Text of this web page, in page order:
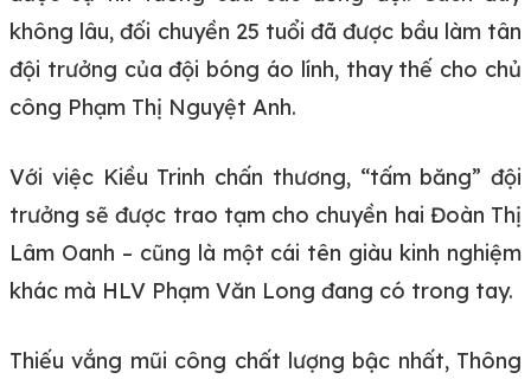
không lâu, đối chuyền 25 tuổi đã được bầu làm tân
đội trưởng của đội bóng áo lính, thay thế cho chủ
công Phạm Thị Nguyệt Anh.
Với việc Kiều Trinh chấn thương, “tấm băng” đội
trưởng sẽ được trao tạm cho chuyền hai Đoàn Thị
Lâm Oanh – cũng là một cái tên giàu kinh nghiệm
khác mà HLV Phạm Văn Long đang có trong tay.
Thiếu vắng mũi công chất lượng bậc nhất, Thông